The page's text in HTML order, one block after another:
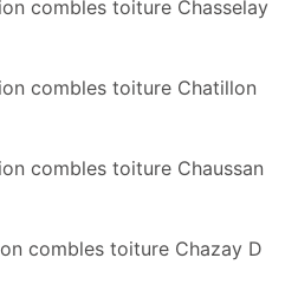
combles toiture Chasselay
combles toiture Chatillon
combles toiture Chaussan
combles toiture Chazay D